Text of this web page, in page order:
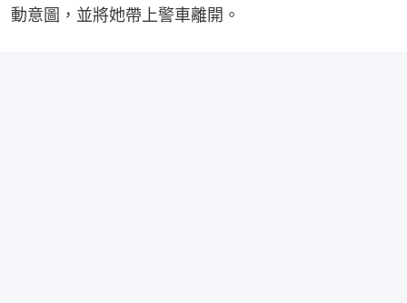
動意圖，並將她帶上警車離開。